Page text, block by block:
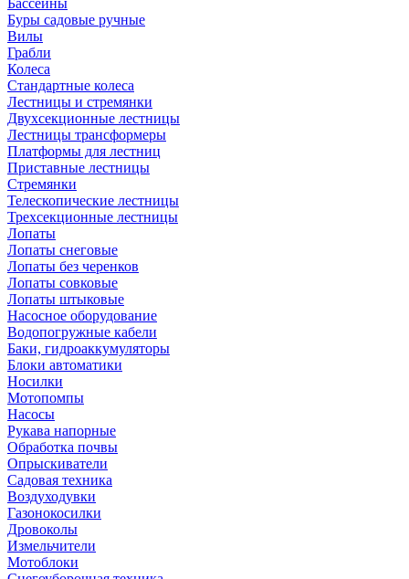
Бассейны
Буры садовые ручные
Вилы
Грабли
Колеса
Стандартные колеса
Лестницы и стремянки
Двухсекционные лестницы
Лестницы трансформеры
Платформы для лестниц
Приставные лестницы
Стремянки
Телескопические лестницы
Трехсекционные лестницы
Лопаты
Лопаты снеговые
Лопаты без черенков
Лопаты совковые
Лопаты штыковые
Насосное оборудование
Водопогружные кабели
Баки, гидроаккумуляторы
Блоки автоматики
Носилки
Мотопомпы
Насосы
Рукава напорные
Обработка почвы
Опрыскиватели
Садовая техника
Воздуходувки
Газонокосилки
Дровоколы
Измельчители
Мотоблоки